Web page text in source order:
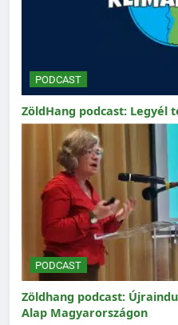
PODCAST
ZöldHang podcast: Legyél
PODCAST
Zöldhang podcast:
Alap Magyarországon